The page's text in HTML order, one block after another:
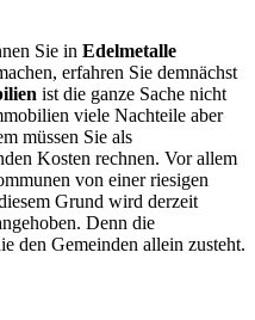
Sie in Edelmetalle
erfahren Sie demnächst
ist die ganze Sache nicht
viele Nachteile aber
müssen Sie als
Kosten rechnen. Vor allem
von einer riesigen
Grund wird derzeit
Denn die
den Gemeinden allein zusteht.